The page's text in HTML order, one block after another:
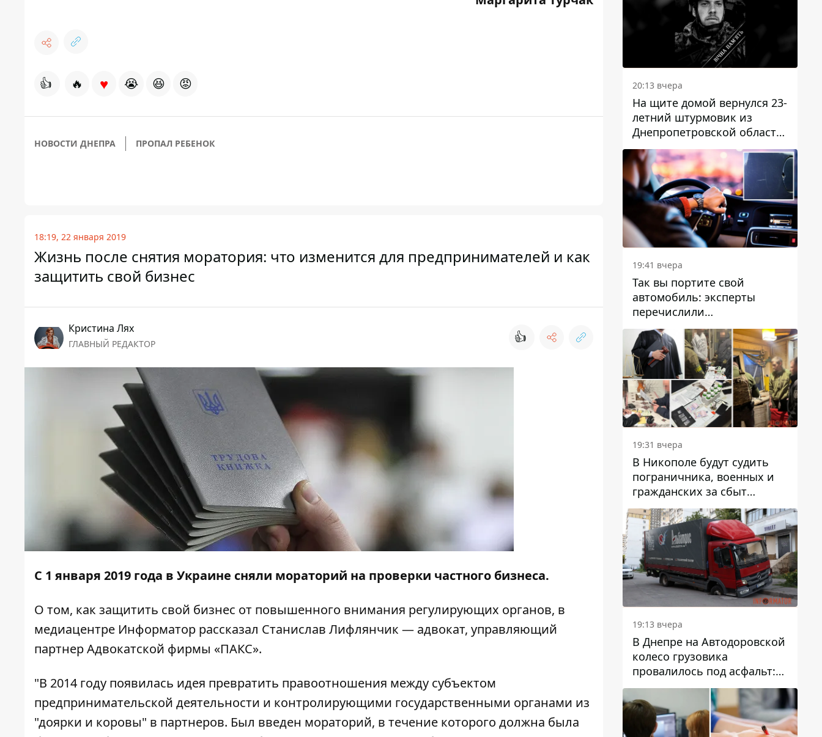
👍 🔥 ♥ 😭 😆 😡
НОВОСТИ ДНЕПРА ПРОПАЛ РЕБЕНОК
18:19, 22 января 2019
Жизнь после снятия моратория: что изменится для предпринимателей и как
защитить свой бизнес
Кристина Лях
ГЛАВНЫЙ РЕДАКТОР 👍
С 1 января 2019 года в Украине сняли мораторий на проверки частного бизнеса.
О том, как защитить свой бизнес от повышенного внимания регулирующих органов, в
медиацентре Информатор рассказал Станислав Лифлянчик — адвокат, управляющий
партнер Адвокатской фирмы «ПАКС».
"В 2014 году появилась идея превратить правоотношения между субъектом
предпринимательской деятельности и контролирующими государственными органами из
"доярки и коровы" в партнеров. Был введен мораторий, в течение которого должна была
20:13 вчера
На щите домой вернулся 23-
летний штурмовик из
Днепропетровской области
Богдан Бескровный
19:41 вчера
Так вы портите свой
автомобиль: эксперты
перечислили
распространенные
привычки водителей,
которые на самом деле
вредят машине
19:31 вчера
В Никополе будут судить
пограничника, военных и
гражданских за сбыт
психотропов
19:13 вчера
В Днепре на Автодоровской
колесо грузовика
провалилось под асфальт:
движение заблокировано